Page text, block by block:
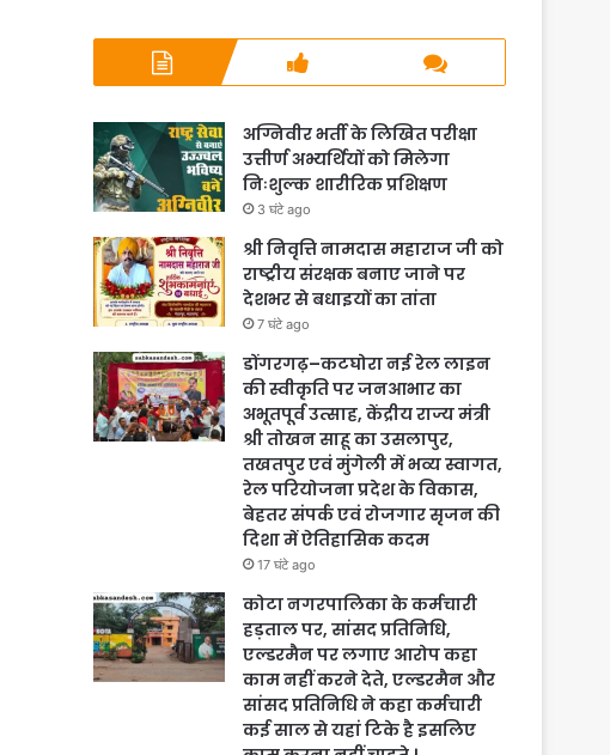
अग्निवीर भर्ती के लिखित परीक्षा
उत्तीर्ण अभ्यर्थियों को मिलेगा
निःशुल्क शारीरिक प्रशिक्षण
3 घंटे ago
श्री निवृत्ति नामदास महाराज जी को
राष्ट्रीय संरक्षक बनाए जाने पर
देशभर से बधाइयों का तांता
7 घंटे ago
डोंगरगढ़–कटघोरा नई रेल लाइन
की स्वीकृति पर जनआभार का
अभूतपूर्व उत्साह, केंद्रीय राज्य मंत्री
श्री तोखन साहू का उसलापुर,
तखतपुर एवं मुंगेली में भव्य स्वागत,
रेल परियोजना प्रदेश के विकास,
बेहतर संपर्क एवं रोजगार सृजन की
दिशा में ऐतिहासिक कदम
17 घंटे ago
कोटा नगरपालिका के कर्मचारी
हड़ताल पर, सांसद प्रतिनिधि,
एल्डरमैन पर लगाए आरोप कहा
काम नहीं करने देते, एल्डरमैन और
सांसद प्रतिनिधि ने कहा कर्मचारी
कई साल से यहां टिके है इसलिए